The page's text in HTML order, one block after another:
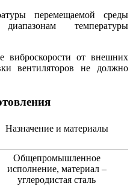
перемещаемой среды
температуры
виброскорости от внешних
вентиляторов не должно
Назначение и материалы
Общепромышленное
исполнение, материал –
углеродистая сталь